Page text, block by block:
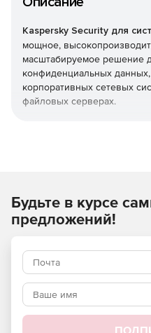
Kaspersky Security для
мощное,
масштабируемое решение
конфиденциальных
корпоративных сетевых
файловых серверах.
Используйте Kaspersky
данных и получите
Будьте в курсе
предложений!